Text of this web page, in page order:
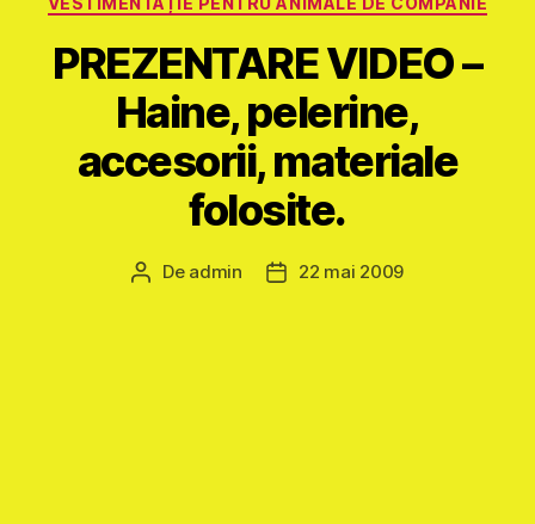
PREZENTARE VIDEO –
Haine, pelerine,
accesorii, materiale
folosite.
Autor
De admin
Dată22 mai 2009